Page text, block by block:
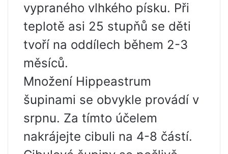
vypraného vlhkého písku. Při
teplotě asi 25 stupňů se děti
tvoří na oddílech během 2-3
měsíců.
Množení Hippeastrum
šupinami se obvykle provádí v
srpnu. Za tímto účelem
nakrájejte cibuli na 4-8 částí.